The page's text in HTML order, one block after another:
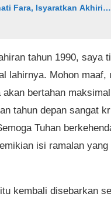
Fara, Isyaratkan Akhiri
tahun 1990, saya
lahirnya. Mohon maaf,
bertahan
tahun depan sangat
Tuhan
isi ramalan yang
kembali disebarkan